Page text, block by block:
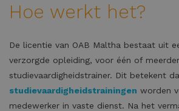
Hoe werkt het?
De licentie van OAB Maltha bestaat uit
verzorgde opleiding, voor één of
studievaardigheidstrainer. Dit betekent
studievaardigheidstrainingen worden
medewerker in vaste dienst. Na het